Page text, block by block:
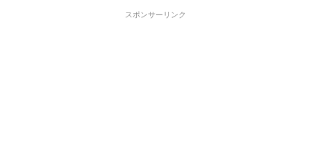
スポンサーリンク